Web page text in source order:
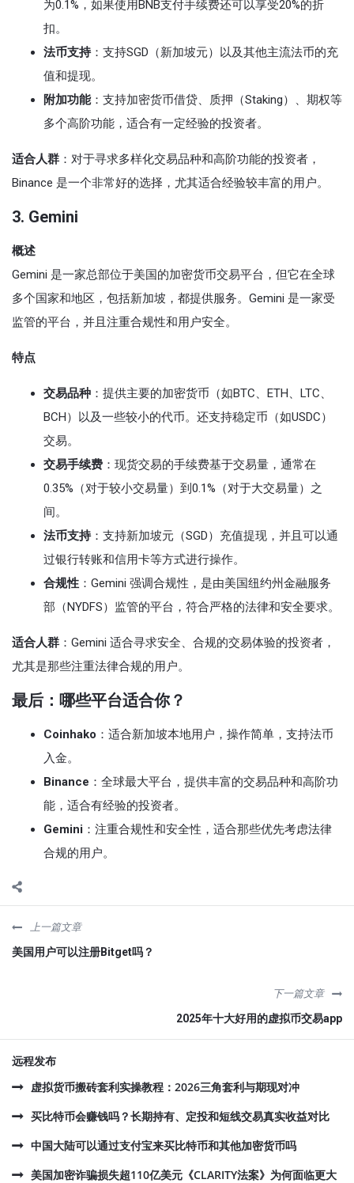
为0.1%，如果使用BNB支付手续费还可以享受20%的折
扣。
法币支持：支持SGD（新加坡元）以及其他主流法币的充
值和提现。
附加功能：支持加密货币借贷、质押（Staking）、期权等
多个高阶功能，适合有一定经验的投资者。
适合人群 ：对于寻求多样化交易品种和高阶功能的投资者，
Binance 是一个非常好的选择，尤其适合经验较丰富的用户。
3. Gemini
概述
Gemini 是一家总部位于美国的加密货币交易平台，但它在全球
多个国家和地区，包括新加坡，都提供服务。Gemini 是一家受
监管的平台，并且注重合规性和用户安全。
特点
交易品种 ：提供主要的加密货币（如BTC、ETH、LTC、
BCH）以及一些较小的代币。还支持稳定币（如USDC）
交易。
交易手续费 ：现货交易的手续费基于交易量，通常在
0.35%（对于较小交易量）到0.1%（对于大交易量）之
间。
法币支持：支持新加坡元（SGD）充值提现，并且可以通
过银行转账和信用卡等方式进行操作。
合规性 ：Gemini 强调合规性，是由美国纽约州金融服务
部（NYDFS）监管的平台，符合严格的法律和安全要求。
适合人群 ：Gemini 适合寻求安全、合规的交易体验的投资者，
尤其是那些注重法律合规的用户。
最后：哪些平台适合你？
Coinhako ：适合新加坡本地用户，操作简单，支持法币
入金。
Binance ：全球最大平台，提供丰富的交易品种和高阶功
能，适合有经验的投资者。
Gemini ：注重合规性和安全性，适合那些优先考虑法律
合规的用户。
上一篇文章
美国用户可以注册Bitget吗？
下一篇文章
2025年十大好用的虚拟币交易app
远程发布
虚拟货币搬砖套利实操教程：2026三角套利与期现对冲
买比特币会赚钱吗？长期持有、定投和短线交易真实收益对比
中国大陆可以通过支付宝来买比特币和其他加密货币吗
美国加密诈骗损失超110亿美元《CLARITY法案》为何面临更大